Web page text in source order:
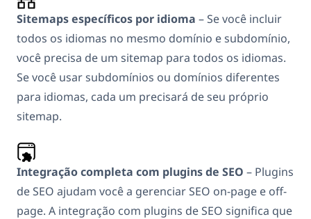
Sitemaps específicos por idioma – Se você incluir
todos os idiomas no mesmo domínio e subdomínio,
você precisa de um sitemap para todos os idiomas.
Se você usar subdomínios ou domínios diferentes
para idiomas, cada um precisará de seu próprio
sitemap.
Integração completa com plugins de SEO – Plugins
de SEO ajudam você a gerenciar SEO on-page e off-
page. A integração com plugins de SEO significa que